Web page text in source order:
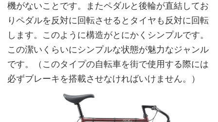
機がないことです。またペダルと後輪が直結してお
りペダルを反対に回転させるとタイヤも反対に回転
します。このように構造がとにかくシンプルです。
この潔いくらいにシンプルな状態が魅力なジャンル
です。（このタイプの自転車を街で使用する際には
必ずブレーキを搭載させなければいけません。）